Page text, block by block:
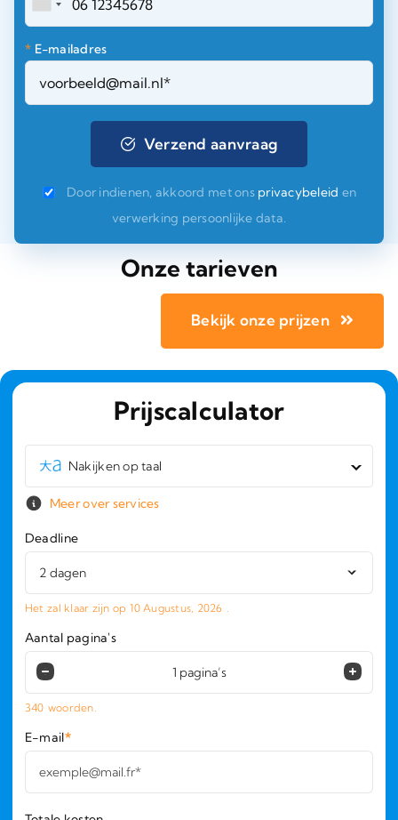
* E-mailadres
Door indienen, akkoord met ons privacybeleid en
verwerking persoonlijke data.
Onze tarieven
Bekijk onze prijzen
Prijscalculator
Nakijken op taal
Meer over services
Deadline
Het zal klaar zijn op 10 Augustus, 2026
Aantal pagina's
340 woorden.
E-mail*